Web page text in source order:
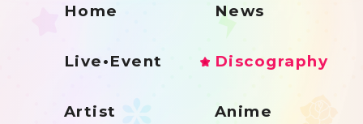
Home News
Live•Event Discography
Artist Anime